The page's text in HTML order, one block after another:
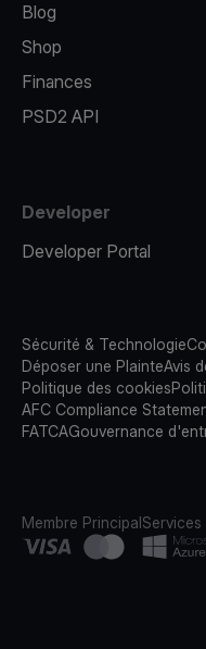
Blog
Shop
Finances
PSD2 API
Developer
Developer Portal
Sécurité & Technologie
Déposer une PlainteAvis
Politique des cookies
AFC Compliance
FATCAGouvernance
Membre Principal